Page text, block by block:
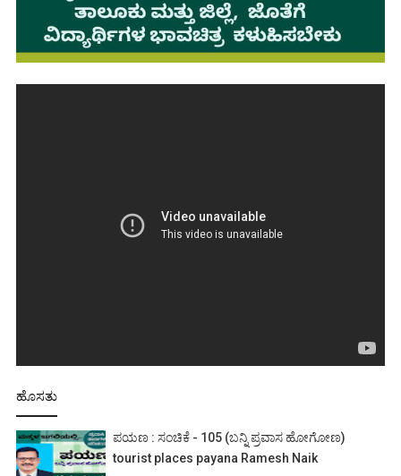
ಹೊಸತು
ಪಯಣ : ಸಂಚಿಕೆ - 105 (ಬನ್ನಿ ಪ್ರವಾಸ ಹೋಗೋಣ)
tourist places payana Ramesh Naik